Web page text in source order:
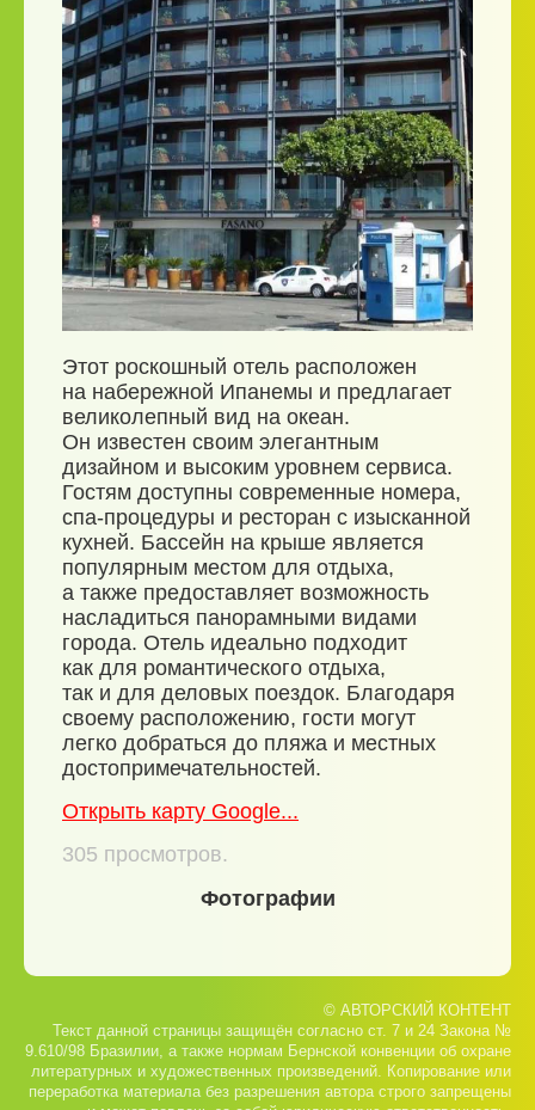
Этот роскошный отель расположен
на набережной Ипанемы и предлагает
великолепный вид на океан.
Он известен своим элегантным
дизайном и высоким уровнем сервиса.
Гостям доступны современные номера,
спа-процедуры и ресторан с изысканной
кухней. Бассейн на крыше является
популярным местом для отдыха,
а также предоставляет возможность
насладиться панорамными видами
города. Отель идеально подходит
как для романтического отдыха,
так и для деловых поездок. Благодаря
своему расположению, гости могут
легко добраться до пляжа и местных
достопримечательностей.
Открыть карту Google...
305 просмотров.
Фотографии
© АВТОРСКИЙ КОНТЕНТ
Текст данной страницы защищён согласно ст. 7 и 24 Закона №
9.610/98 Бразилии, а также нормам Бернской конвенции об охране
литературных и художественных произведений. Копирование или
переработка материала без разрешения автора строго запрещены